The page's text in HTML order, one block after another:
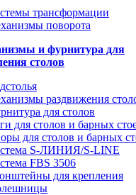
трансформации
поворота
и фурнитура для
столов
раздвижения
для столов
для столов и барных
для столов и барных
S-ЛИНИЯ/S-LINE
FBS 3506
для крепления